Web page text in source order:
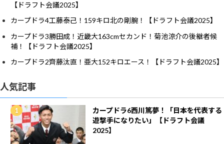
【ドラフト会議2025】
カープドラ4工藤泰己！159キロ北の剛腕！【ドラフト会議2025】
カープドラ3勝田成！近畿大163cmセカンド！菊池涼介の後継者候
補！【ドラフト会議2025】
カープドラ2齊藤汰直！亜大152キロエース！【ドラフト会議2025】
人気記事
カープドラ6西川篤夢！「日本を代表する
遊撃手になりたい」【ドラフト会議
2025】